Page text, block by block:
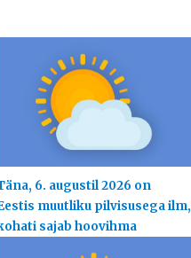
6. augustil 2026 on
muutliku pilvisusega ilm,
sajab hoovihma